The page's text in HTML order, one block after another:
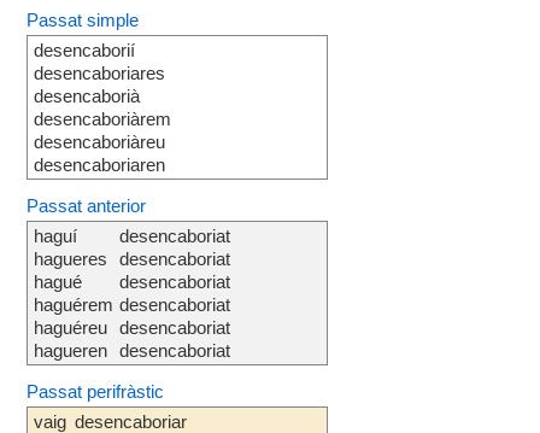
Passat simple
desencaborií
desencaboriares
desencaborià
desencaboriàrem
desencaboriàreu
desencaboriaren
Passat anterior
haguí
hagueres
hagué
haguérem
haguéreu
hagueren
desencaboriat
desencaboriat
desencaboriat
desencaboriat
desencaboriat
desencaboriat
Passat perifràstic
vaig desencaboriar